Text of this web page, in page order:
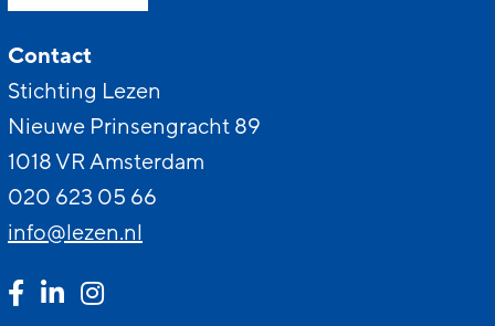
Contact
Stichting Lezen
Nieuwe Prinsengracht 89
1018 VR Amsterdam
020 623 05 66
info@lezen.nl